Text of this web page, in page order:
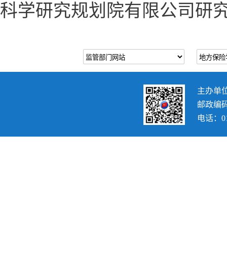
科学研究规划院有限公司研
主办单
邮政编
电话：